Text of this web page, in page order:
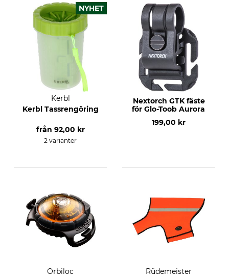
NYHET
Kerbl
Kerbl Tassrengöring
från 92,00 kr
2 varianter
Nextorch GTK fäste
för Glo-Toob Aurora
199,00 kr
Orbiloc
Rüdemeister